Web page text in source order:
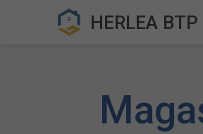
HERLEA BTP